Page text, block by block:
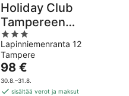
Holiday Club
Tampereen
Kehräämö
3
out
of
5
Lapinniemenranta 12
Tampere
Hinta
on
98 €
98 €
30.8.–31.8.
sisältää verot ja maksut